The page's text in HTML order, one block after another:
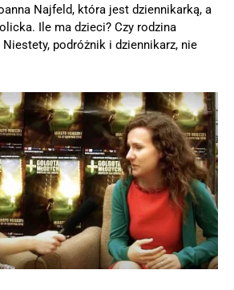
Najfeld, która jest dziennikarką, a
Ile ma dzieci? Czy rodzina
Niestety, podróżnik i dziennikarz, nie